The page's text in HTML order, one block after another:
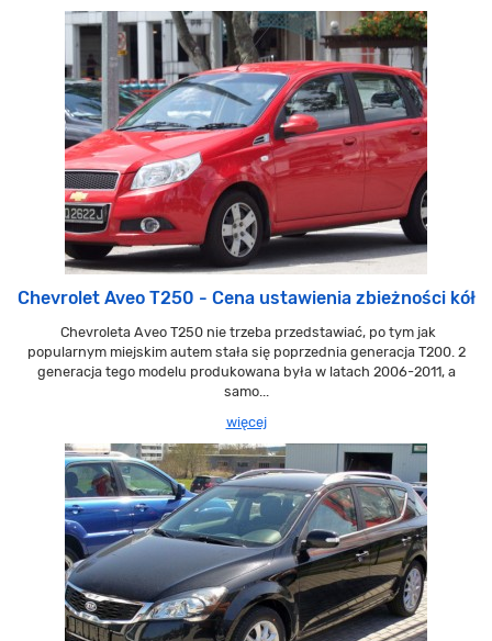
Chevrolet Aveo T250 - Cena ustawienia zbieżności kół
Chevroleta Aveo T250 nie trzeba przedstawiać, po tym jak
popularnym miejskim autem stała się poprzednia generacja T200. 2
generacja tego modelu produkowana była w latach 2006-2011, a
samo...
więcej